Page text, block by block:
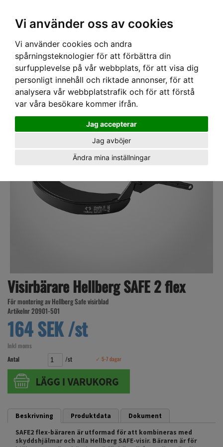
Vi använder oss av cookies
Vi använder cookies och andra
spårningsteknologier för att förbättra din
surfupplevelse på vår webbplats, för att visa dig
personligt innehåll och riktade annonser, för att
analysera vår webbplatstrafik och för att förstå
var våra besökare kommer ifrån.
Jag accepterar
Jag avböjer
Ändra mina inställningar
Hem ›ÖGON OCH ANSIKTSSKYDD›VISIR›HJÄLMFÄSTE
Hellberg SAFE 2 flex
Visirbärare Hellberg SAFE 2 flex
För montering av Hellberg Safe visirblad
Artikelnr 20901-501
164 SEK /st
Inkl moms
Antal
/st ✓ 5-7 dagar
Beskrivning Produktdata
Dokument
SAFE2 flex-bäraren är utformad för att kombineras med
skyddshjälmar och alla Hellberg SAFE-visir. Bäraren är för